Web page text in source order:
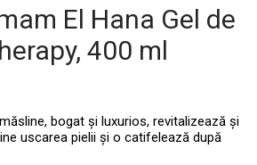
El Hana Gel de
400 ml
bogat și luxurios, revitalizează și
uscarea pielii și o catifelează după